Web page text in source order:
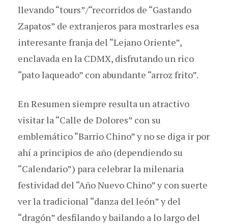
llevando “tours”/“recorridos de “Gastando
Zapatos” de extranjeros para mostrarles esa
interesante franja del “Lejano Oriente”,
enclavada en la CDMX, disfrutando un rico
“pato laqueado” con abundante “arroz frito”.
En Resumen siempre resulta un atractivo
visitar la “Calle de Dolores” con su
emblemático “Barrio Chino” y no se diga ir por
ahí a principios de año (dependiendo su
“Calendario”) para celebrar la milenaria
festividad del “Año Nuevo Chino” y con suerte
ver la tradicional “danza del león” y del
“dragón” desfilando y bailando a lo largo del